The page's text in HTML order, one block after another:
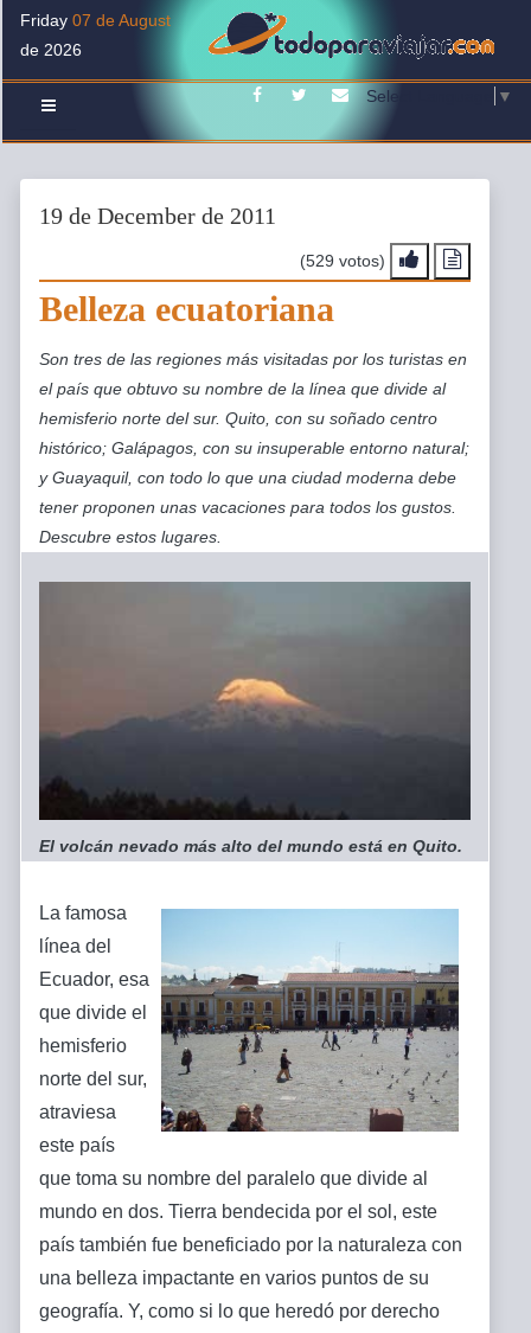
Friday 07 de August
de 2026
FacebookTwitterContacto
Select Language ▼
19 de December de 2011
(529 votos)
Belleza ecuatoriana
Son tres de las regiones más visitadas por los turistas en
el país que obtuvo su nombre de la línea que divide al
hemisferio norte del sur. Quito, con su soñado centro
histórico; Galápagos, con su insuperable entorno natural;
y Guayaquil, con todo lo que una ciudad moderna debe
tener proponen unas vacaciones para todos los gustos.
Descubre estos lugares.
El volcán nevado más alto del mundo está en Quito.
La famosa
línea del
Ecuador, esa
que divide el
hemisferio
norte del sur,
atraviesa
este país
que toma su nombre del paralelo que divide al
mundo en dos. Tierra bendecida por el sol, este
país también fue beneficiado por la naturaleza con
una belleza impactante en varios puntos de su
geografía. Y, como si lo que heredó por derecho